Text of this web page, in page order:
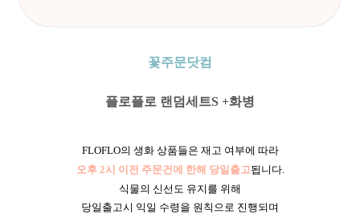
꽃주문닷컴
플로플로 랜덤세트S +화병
FLOFLO의 생화 상품들은 재고 여부에 따라
오후 2시 이전 주문건에 한해 당일출고됩니다.
식물의 신선도 유지를 위해
당일출고시 익일 수령을 원칙으로 진행되며